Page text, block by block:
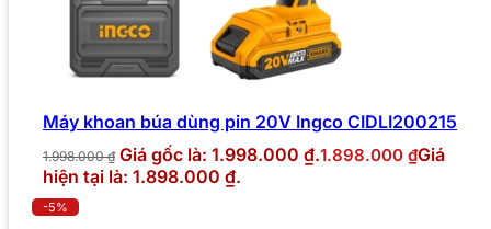
Máy khoan búa dùng pin 20V Ingco CIDLI200215
1.998.000₫ Giá gốc là: 1.998.000 ₫.1.898.000 ₫Giá
hiện tại là: 1.898.000 ₫.
-5%